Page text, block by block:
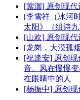
[萦洄] 原创现
[李雪祥（冰河
太阳》（组诗九
[山欢] 原创现
[龙岗，大漠孤
[祝逢安] 原创
音、风在慢慢
在眼睛中的人
[杨振中] 原创